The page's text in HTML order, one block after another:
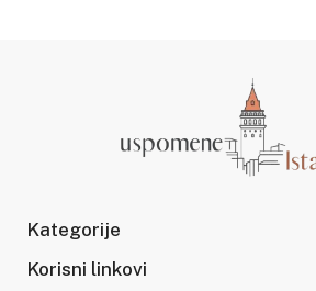
Kategorije
Korisni linkovi